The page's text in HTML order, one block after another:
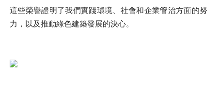
這些榮譽證明了我們實踐環境、社會和企業管治方面的努
力，以及推動綠色建築發展的決心。